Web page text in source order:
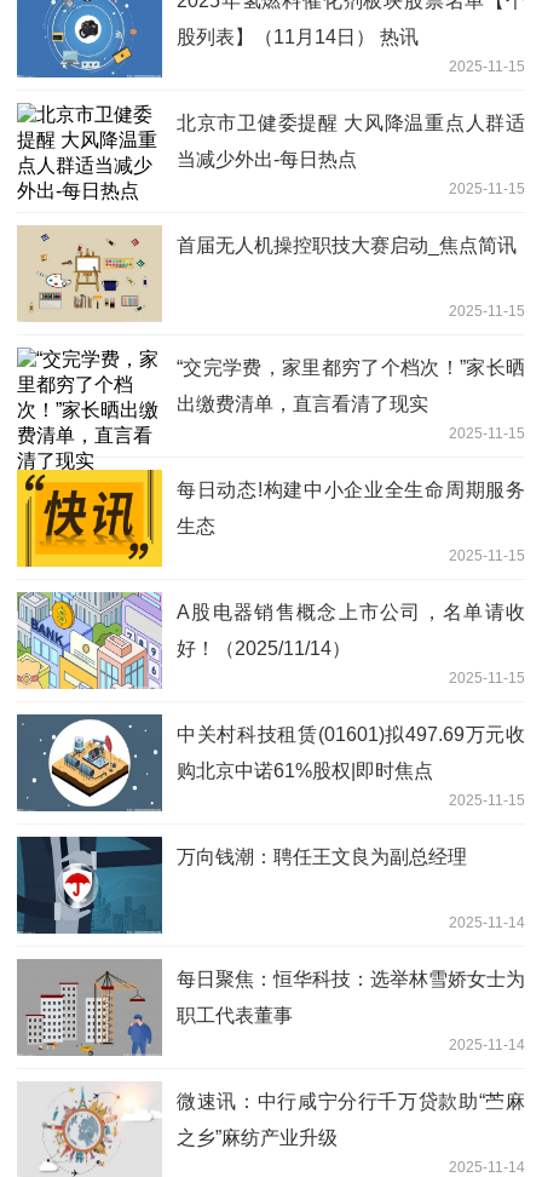
股列表】（11月14日） 热讯
2025-11-15
北京市卫健委提醒 大风降温重点人群适
当减少外出-每日热点
2025-11-15
首届无人机操控职技大赛启动_焦点简讯
2025-11-15
“交完学费，家里都穷了个档次！”家长晒
出缴费清单，直言看清了现实
2025-11-15
每日动态!构建中小企业全生命周期服务
生态
2025-11-15
A股电器销售概念上市公司，名单请收
好！（2025/11/14）
2025-11-15
中关村科技租赁(01601)拟497.69万元收
购北京中诺61%股权|即时焦点
2025-11-15
万向钱潮：聘任王文良为副总经理
2025-11-14
每日聚焦：恒华科技：选举林雪娇女士为
职工代表董事
2025-11-14
微速讯：中行咸宁分行千万贷款助“苎麻
之乡”麻纺产业升级
2025-11-14